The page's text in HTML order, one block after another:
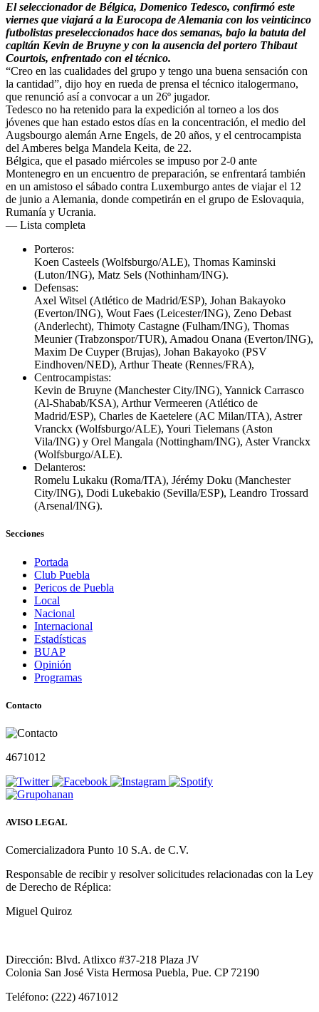
El seleccionador de Bélgica, Domenico Tedesco, confirmó este
viernes que viajará a la Eurocopa de Alemania con los veinticinco
futbolistas preseleccionados hace dos semanas, bajo la batuta del
capitán Kevin de Bruyne y con la ausencia del portero Thibaut
Courtois, enfrentado con el técnico.
“Creo en las cualidades del grupo y tengo una buena sensación con
la cantidad”, dijo hoy en rueda de prensa el técnico italogermano,
que renunció así a convocar a un 26º jugador.
Tedesco no ha retenido para la expedición al torneo a los dos
jóvenes que han estado estos días en la concentración, el medio del
Augsbourgo alemán Arne Engels, de 20 años, y el centrocampista
del Amberes belga Mandela Keita, de 22.
Bélgica, que el pasado miércoles se impuso por 2-0 ante
Montenegro en un encuentro de preparación, se enfrentará también
en un amistoso el sábado contra Luxemburgo antes de viajar el 12
de junio a Alemania, donde competirán en el grupo de Eslovaquia,
Rumanía y Ucrania.
— Lista completa
Porteros:
Koen Casteels (Wolfsburgo/ALE), Thomas Kaminski
(Luton/ING), Matz Sels (Nothinham/ING).
Defensas:
Axel Witsel (Atlético de Madrid/ESP), Johan Bakayoko
(Everton/ING), Wout Faes (Leicester/ING), Zeno Debast
(Anderlecht), Thimoty Castagne (Fulham/ING), Thomas
Meunier (Trabzonspor/TUR), Amadou Onana (Everton/ING),
Maxim De Cuyper (Brujas), Johan Bakayoko (PSV
Eindhoven/NED), Arthur Theate (Rennes/FRA),
Centrocampistas:
Kevin de Bruyne (Manchester City/ING), Yannick Carrasco
(Al-Shabab/KSA), Arthur Vermeeren (Atlético de
Madrid/ESP), Charles de Kaetelere (AC Milan/ITA), Astrer
Vranckx (Wolfsburgo/ALE), Youri Tielemans (Aston
Vila/ING) y Orel Mangala (Nottingham/ING), Aster Vranckx
(Wolfsburgo/ALE).
Delanteros:
Romelu Lukaku (Roma/ITA), Jérémy Doku (Manchester
City/ING), Dodi Lukebakio (Sevilla/ESP), Leandro Trossard
(Arsenal/ING).
Secciones
Portada
Club Puebla
Pericos de Puebla
Local
Nacional
Internacional
Estadísticas
BUAP
Opinión
Programas
Contacto
4671012
AVISO LEGAL
Comercializadora Punto 10 S.A. de C.V.
Responsable de recibir y resolver solicitudes relacionadas con la Ley
de Derecho de Réplica:
Miguel Quiroz
Dirección: Blvd. Atlixco #37-218 Plaza JV
Colonia San José Vista Hermosa Puebla, Pue. CP 72190
Teléfono: (222) 4671012